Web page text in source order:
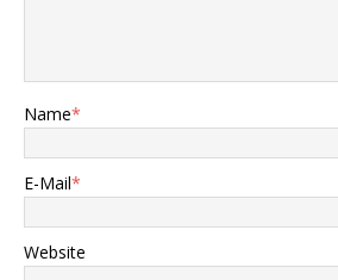
Name*
E-Mail*
Website